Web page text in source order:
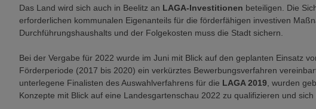
Das Land wird sich auch in Beelitz an LAGA-Investitionen beteiligen. Die
erforderlichen kommunalen Eigenanteils für die förderfähigen investiven
Durchführungshaushalts und der Folgekosten muss die Stadt sichern.
Bei der Vergabe für 2022 wurde im Juni mit Blick auf den geplanten Einsatz
Förderperiode (2017 bis 2020) ein verkürztes Bewerbungsverfahren
unterlegene Finalisten des Auswahlverfahrens für die LAGA 2019 , wurden
Konzepte mit Blick auf eine Landesgartenschau 2022 zu qualifizieren und sich